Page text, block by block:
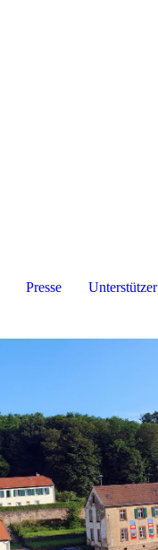
Presse Unterstützer